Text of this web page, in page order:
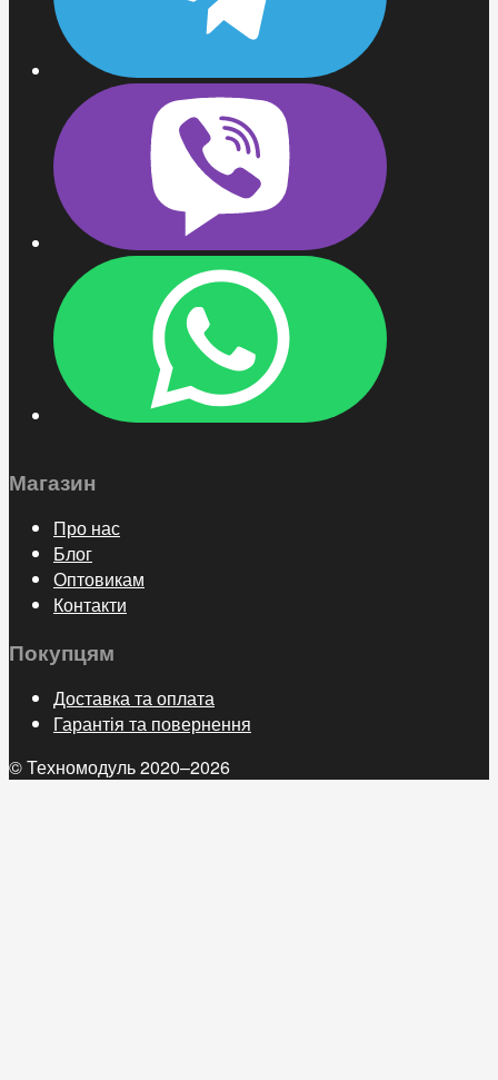
Магазин
Про нас
Блог
Оптовикам
Контакти
Покупцям
Доставка та оплата
Гарантія та повернення
© Техномодуль 2020–2026